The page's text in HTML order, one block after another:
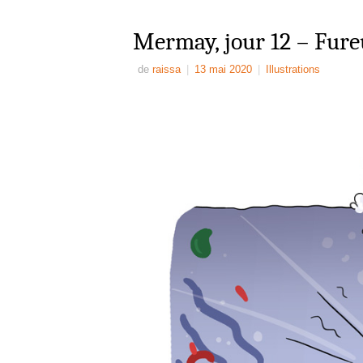
Mermay, jour 12 –
de raissa 13 mai 2020 Illustrations